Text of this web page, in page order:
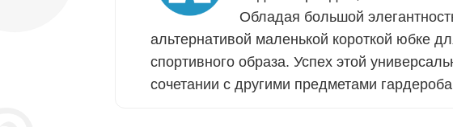
Обладая большой
альтернативой маленькой короткой юбке
спортивного образа. Успех этой
сочетании с другими предметами